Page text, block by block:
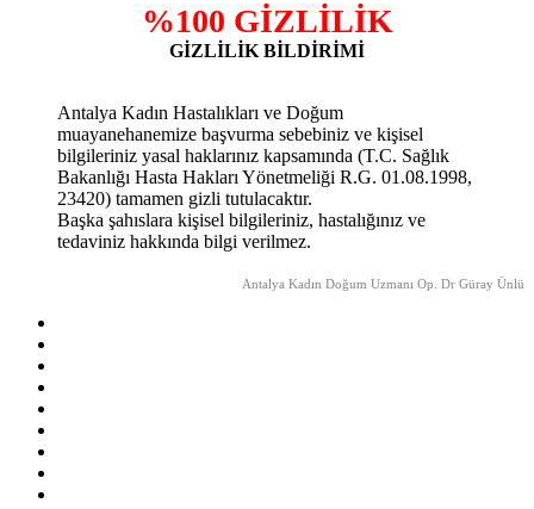
%100 GİZLİLİK
GİZLİLİK BİLDİRİMİ
Antalya Kadın Hastalıkları ve Doğum
muayanehanemize başvurma sebebiniz ve kişisel
bilgileriniz yasal haklarınız kapsamında (T.C. Sağlık
Bakanlığı Hasta Hakları Yönetmeliği R.G. 01.08.1998,
23420) tamamen gizli tutulacaktır.
Başka şahıslara kişisel bilgileriniz, hastalığınız ve
tedaviniz hakkında bilgi verilmez.
Antalya Kadın Doğum Uzmanı Op. Dr Güray Ünlü